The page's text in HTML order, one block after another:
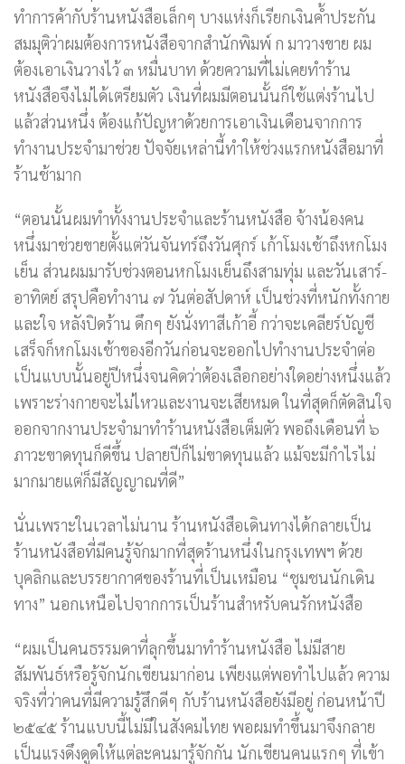
ทำการค้ากับร้านหนังสือเล็กๆ บางแห่งก็เรียกเงินค้ำประกัน
สมมุติว่าผมต้องการหนังสือจากสำนักพิมพ์ ก มาวางขาย ผม
ต้องเอาเงินวางไว้ ๓ หมื่นบาท ด้วยความที่ไม่เคยทำร้าน
หนังสือจึงไม่ได้เตรียมตัว เงินที่ผมมีตอนนั้นก็ใช้แต่งร้านไป
แล้วส่วนหนึ่ง ต้องแก้ปัญหาด้วยการเอาเงินเดือนจากการ
ทำงานประจำมาช่วย ปัจจัยเหล่านี้ทำให้ช่วงแรกหนังสือมาที่
ร้านช้ามาก
“ตอนนั้นผมทำทั้งงานประจำและร้านหนังสือ จ้างน้องคน
หนึ่งมาช่วยขายตั้งแต่วันจันทร์ถึงวันศุกร์ เก้าโมงเช้าถึงหกโมง
เย็น ส่วนผมมารับช่วงตอนหกโมงเย็นถึงสามทุ่ม และวันเสาร์-
อาทิตย์ สรุปคือทำงาน ๗ วันต่อสัปดาห์ เป็นช่วงที่หนักทั้งกาย
และใจ หลังปิดร้าน ดึกๆ ยังนั่งทาสีเก้าอี้ กว่าจะเคลียร์บัญชี
เสร็จก็หกโมงเช้าของอีกวันก่อนจะออกไปทำงานประจำต่อ
เป็นแบบนั้นอยู่ปีหนึ่งจนคิดว่าต้องเลือกอย่างใดอย่างหนึ่งแล้ว
เพราะร่างกายจะไม่ไหวและงานจะเสียหมด ในที่สุดก็ตัดสินใจ
ออกจากงานประจำมาทำร้านหนังสือเต็มตัว พอถึงเดือนที่ ๖
ภาวะขาดทุนก็ดีขึ้น ปลายปีก็ไม่ขาดทุนแล้ว แม้จะมีกำไรไม่
มากมายแต่ก็มีสัญญาณที่ดี”
นั่นเพราะในเวลาไม่นาน ร้านหนังสือเดินทางได้กลายเป็น
ร้านหนังสือที่มีคนรู้จักมากที่สุดร้านหนึ่งในกรุงเทพฯ ด้วย
บุคลิกและบรรยากาศของร้านที่เป็นเหมือน “ชุมชนนักเดิน
ทาง” นอกเหนือไปจากการเป็นร้านสำหรับคนรักหนังสือ
“ผมเป็นคนธรรมดาที่ลุกขึ้นมาทำร้านหนังสือ ไม่มีสาย
สัมพันธ์หรือรู้จักนักเขียนมาก่อน เพียงแต่พอทำไปแล้ว ความ
จริงที่ว่าคนที่มีความรู้สึกดีๆ กับร้านหนังสือยังมีอยู่ ก่อนหน้าปี
๒๕๔๕ ร้านแบบนี้ไม่มีในสังคมไทย พอผมทำขึ้นมาจึงกลาย
เป็นแรงดึงดูดให้แต่ละคนมารู้จักกัน นักเขียนคนแรกๆ ที่เข้า